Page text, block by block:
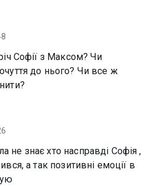
Софії з Максом? Чи
до нього? Чи все ж
знає хто насправді Софія ,
а так позитивні емоції в